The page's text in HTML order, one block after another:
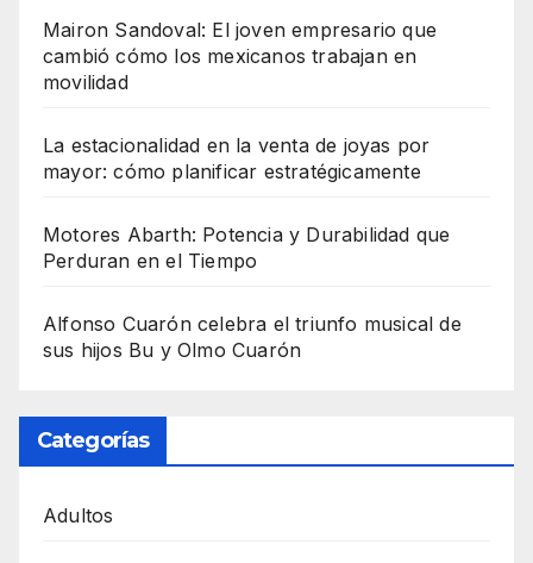
Mairon Sandoval: El joven empresario que
cambió cómo los mexicanos trabajan en
movilidad
La estacionalidad en la venta de joyas por
mayor: cómo planificar estratégicamente
Motores Abarth: Potencia y Durabilidad que
Perduran en el Tiempo
Alfonso Cuarón celebra el triunfo musical de
sus hijos Bu y Olmo Cuarón
Categorías
Adultos